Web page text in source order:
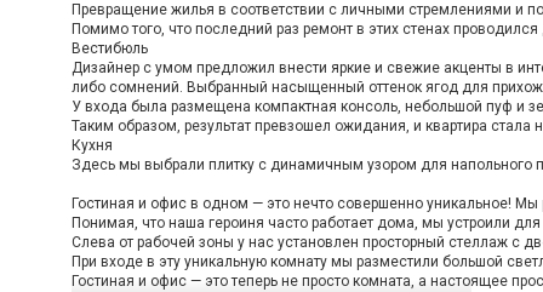
Превращение жилья в соответствии с личными стремлениями и
Помимо того, что последний раз ремонт в этих стенах
Вестибюль
Дизайнер с умом предложил внести яркие и свежие акценты в
либо сомнений. Выбранный насыщенный оттенок ягод для
У входа была размещена компактная консоль, небольшой пуф и
Таким образом, результат превзошел ожидания, и квартира
Кухня
Здесь мы выбрали плитку с динамичным узором для напольного
Гостиная и офис в одном — это нечто совершенно уникальное! Мы
Понимая, что наша героиня часто работает дома, мы устроили
Слева от рабочей зоны у нас установлен просторный стеллаж с
При входе в эту уникальную комнату мы разместили большой
Гостиная и офис — это теперь не просто комната, а настоящее